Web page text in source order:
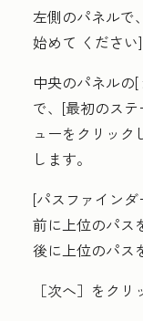
左側のパネルで
始めて くださ
中央のパネルの[
で、[最初のステ
ューをクリック
します。
[パスファイン
前に上位のパス
後に上位のパス
［次へ］ をクリ